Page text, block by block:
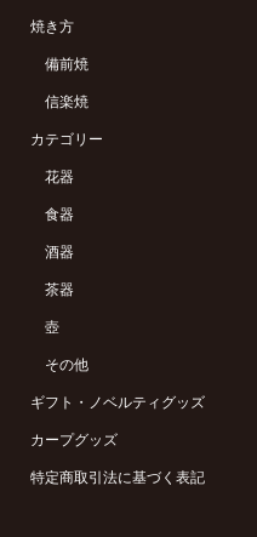
焼き方
備前焼
信楽焼
カテゴリー
花器
食器
酒器
茶器
壺
その他
ギフト・ノベルティグッズ
カープグッズ
特定商取引法に基づく表記